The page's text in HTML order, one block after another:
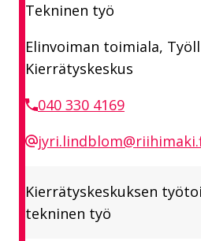
Tekninen työ
Elinvoiman toimiala,
Kierrätyskeskus
040 330 4169
Kierrätyskeskuksen
tekninen työ